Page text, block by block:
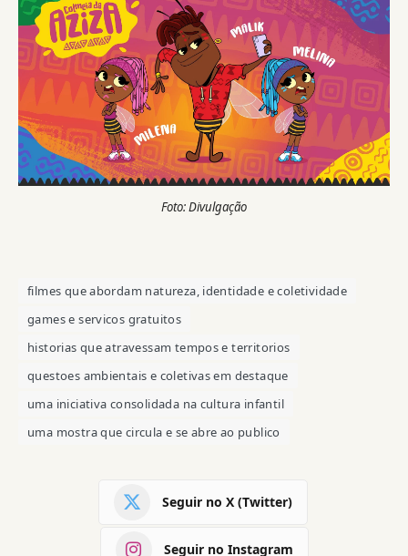
Foto: Divulgação
filmes que abordam natureza, identidade e coletividade
games e servicos gratuitos
historias que atravessam tempos e territorios
questoes ambientais e coletivas em destaque
uma iniciativa consolidada na cultura infantil
uma mostra que circula e se abre ao publico
Seguir no X (Twitter)
Seguir no Instagram